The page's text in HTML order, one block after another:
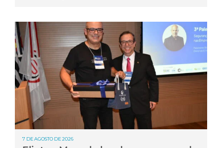
7 DE AGOSTO DE 2026